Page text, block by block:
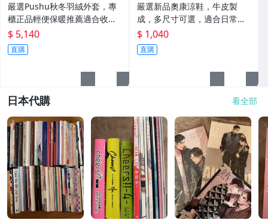
嚴選Pushu秋冬羽絨外套，專
櫃正品輕便保暖推薦適合收藏
秋冬羽絨 外套 保暖
$ 5,140
直購
嚴選新品奧康涼鞋，牛皮製
成，多尺寸可選，適合日常搭
配收藏 涼鞋 牛皮 奧康
$ 1,040
直購
日本代購 看全部